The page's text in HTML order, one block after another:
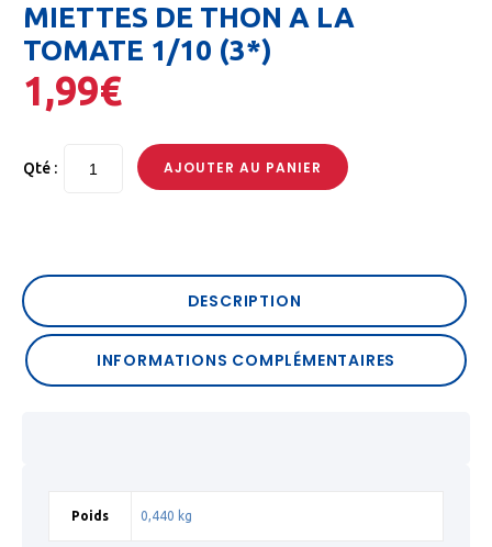
MIETTES DE THON A LA
TOMATE 1/10 (3*)
1,99€
Qté : AJOUTER AU PANIER
DESCRIPTION
INFORMATIONS COMPLÉMENTAIRES
Poids 0,440 kg